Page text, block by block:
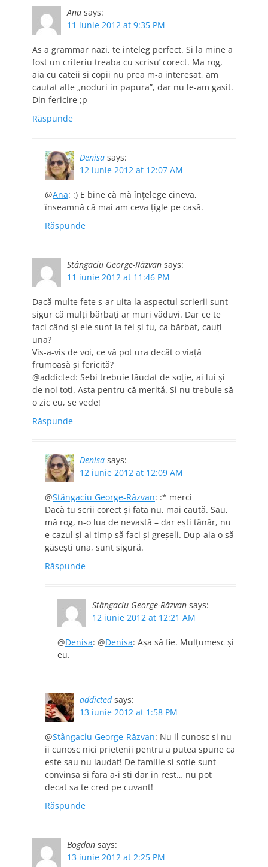
Ana says:
11 iunie 2012 at 9:35 PM
As a grammar nazi, te inteleg perfect. Si la mine a
fost un criteriu treaba cu scrisu’ corect. Ma rog,
aia cu cateii si copii nu prea m-a interesat, am
cautat alte „noduri in papura”, dar nu le-am gasit.
Din fericire ;p
Răspunde
Denisa says:
12 iunie 2012 at 12:07 AM
@Ana: :) E bine că mă înţelege cineva,
înseamnă că mai am ceva ţigle pe casă.
Răspunde
Stângaciu George-Răzvan says:
11 iunie 2012 at 11:46 PM
Dacă multe fete s-ar uita la aspectul scrierii sunt
sigur că mulţi bărbaţi ar muri văduvi. Dar ce te
faci când şi ele sunt la fel şi tu, ca bărbat, cauţi
una?
Vis-a-vis de voi, ce vă pot ura decât o viaţă
frumoasă şi fericită?
@addicted: Sebi trebuie lăudat de soţie, ai lui şi
de noi toţi. Asta pentru că merită. Şi nu trebuie să
o zic eu, se vede!
Răspunde
Denisa says:
12 iunie 2012 at 12:09 AM
@Stângaciu George-Răzvan: :* merci
Dacă tu scrii corect şi fata nu, mai caută. Sau,
mă rog, n-o lua de nevastă – dar eşti tânăr, nu
e cazul şi ai timp să faci şi greşeli. Dup-aia o să
găseşti una, sunt sigură.
Răspunde
Stângaciu George-Răzvan says:
12 iunie 2012 at 12:21 AM
@Denisa: @Denisa: Aşa să fie. Mulţumesc şi
eu.
addicted says:
13 iunie 2012 at 1:58 PM
@Stângaciu George-Răzvan: Nu il cunosc si nu
ii cunosc nici prietenii pentru a putea spune ca
este sau nu laudat! De familie si sotie sunt
convinsa si fara a-i sti dar in rest… nu pot
decat sa te cred pe cuvant!
Răspunde
Bogdan says:
13 iunie 2012 at 2:25 PM